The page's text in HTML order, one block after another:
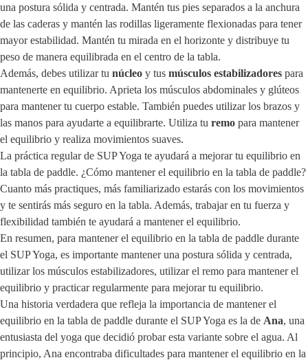
una postura sólida y centrada. Mantén tus pies separados a la anchura
de las caderas y mantén las rodillas ligeramente flexionadas para tener
mayor estabilidad. Mantén tu mirada en el horizonte y distribuye tu
peso de manera equilibrada en el centro de la tabla.
Además, debes utilizar tu núcleo y tus músculos estabilizadores para
mantenerte en equilibrio. Aprieta los músculos abdominales y glúteos
para mantener tu cuerpo estable. También puedes utilizar los brazos y
las manos para ayudarte a equilibrarte. Utiliza tu remo para mantener
el equilibrio y realiza movimientos suaves.
La práctica regular de SUP Yoga te ayudará a mejorar tu equilibrio en
la tabla de paddle. ¿Cómo mantener el equilibrio en la tabla de paddle?
Cuanto más practiques, más familiarizado estarás con los movimientos
y te sentirás más seguro en la tabla. Además, trabajar en tu fuerza y
flexibilidad también te ayudará a mantener el equilibrio.
En resumen, para mantener el equilibrio en la tabla de paddle durante
el SUP Yoga, es importante mantener una postura sólida y centrada,
utilizar los músculos estabilizadores, utilizar el remo para mantener el
equilibrio y practicar regularmente para mejorar tu equilibrio.
Una historia verdadera que refleja la importancia de mantener el
equilibrio en la tabla de paddle durante el SUP Yoga es la de Ana, una
entusiasta del yoga que decidió probar esta variante sobre el agua. Al
principio, Ana encontraba dificultades para mantener el equilibrio en la